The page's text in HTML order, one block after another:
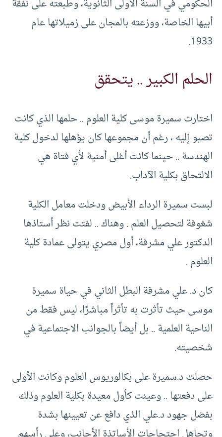
الحكومي في السنة الأولى الثانوية، وطبعته على نفقة
أبيها الخاصة، ووزعته بالمجان على زميلاتها عام
1933.
الحلم الكبير .. يتحقق
اختارت سميرة موسى كلية العلوم .. حلمها الذي كانت
تصبو إليه ، رغم أن مجموعها كان يؤهلها لدخول كلية
الهندسة .. حينما كانت أغلى أمنية لأي فتاة هي
الالتحاق بكلية الآداب.
لبست سميرة الرداء الأبيض ودخلت معامل الكلية
شغوفة لتحصيل العلم . وهناك .. لفتت نظر أستاذها
الدكتور علي مشرفة، أول مصري يتولى عمادة كلية
العلوم .
كان د. علي مشرفة البطل الثاني في حياة سميرة
موسى حيث تأثرت به تأثراً مباشرًا، ليس فقط من
الناحية العلمية .. بل أيضاً بالجوانب الاجتماعية في
شخصيته.
حصلت د.سميرة على بكالوريوس العلوم وكانت الأولى
على دفعتها .. وعينت كأول معيدة بكلية العلوم وذلك
بفضل جهود د.علي الذي دافع عن تعيينها بشدة